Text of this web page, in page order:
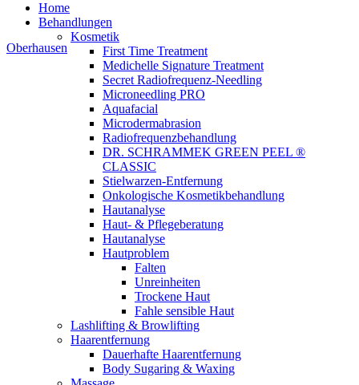
Home
Behandlungen
Kosmetik
First Time Treatment
Medichelle Signature Treatment
Secret Radiofrequenz-Needling
Microneedling PRO
Aquafacial
Microdermabrasion
Radiofrequenzbehandlung
DR. SCHRAMMEK GREEN PEEL ®
CLASSIC
Stielwarzen-Entfernung
Onkologische Kosmetikbehandlung
Hautanalyse
Haut- & Pflegeberatung
Hautanalyse
Hautproblem
Falten
Unreinheiten
Trockene Haut
Fahle sensible Haut
Lashlifting & Browlifting
Haarentfernung
Dauerhafte Haarentfernung
Body Sugaring & Waxing